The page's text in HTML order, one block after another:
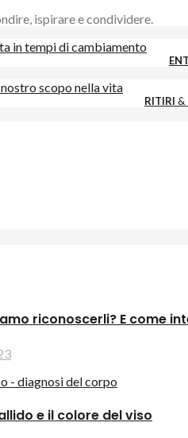
ispirare e condividere.
RITIRI &
riconoscerli? E come
e il colore del viso